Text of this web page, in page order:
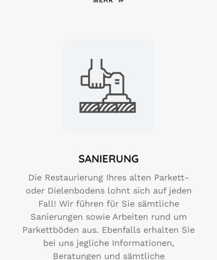
SANIERUNG
Die Restaurierung Ihres alten Parkett-
oder Dielenbodens lohnt sich auf jeden
Fall! Wir führen für Sie sämtliche
Sanierungen sowie Arbeiten rund um
Parkettböden aus. Ebenfalls erhalten Sie
bei uns jegliche Informationen,
Beratungen und sämtliche